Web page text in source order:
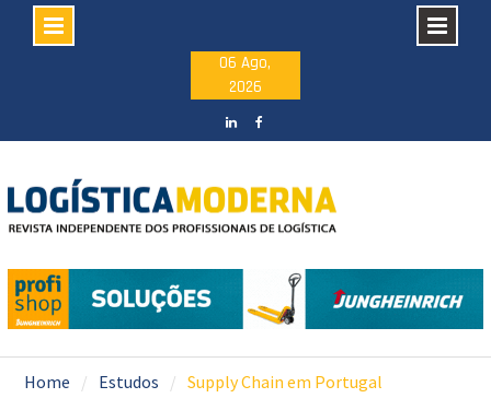
06 Ago,
2026
Home Estudos Supply Chain em Portugal